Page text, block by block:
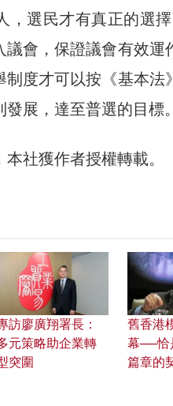
，選民才有真正的選
議會，保證議會有效運
制度才可以按《基本法
展，達至普選的目標。
社獲作者授權轉載。
訪廖廣翔署長：
元策略助企業轉
突圍
舊香港
幕──恰
篇章的